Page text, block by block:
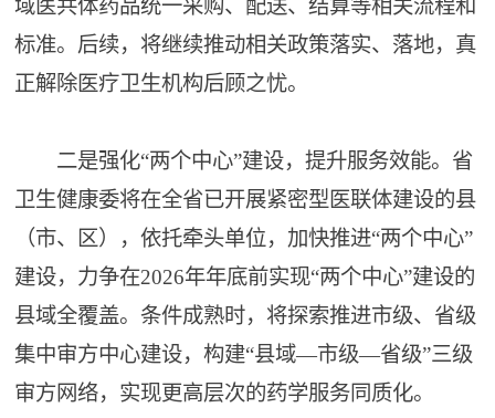
域医共体药品统一采购、配送、结算等相关流程和
标准。后续，将继续推动相关政策落实、落地，真
正解除医疗卫生机构后顾之忧。
二是强化“两个中心”建设，提升服务效能。省
卫生健康委将在全省已开展紧密型医联体建设的县
（市、区），依托牵头单位，加快推进“两个中心”
建设，力争在2026年年底前实现“两个中心”建设的
县域全覆盖。条件成熟时，将探索推进市级、省级
集中审方中心建设，构建“县域—市级—省级”三级
审方网络，实现更高层次的药学服务同质化。